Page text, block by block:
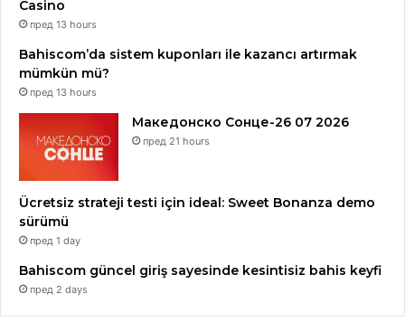
Васил Хаџиманов, пијанист, композитор, аранжер,
Casino
пред 13 hours
Bahiscom’da sistem kuponları ile kazancı artırmak
mümkün mü?
пред 13 hours
Македонско Сонце-26 07 2026
пред 21 hours
Ücretsiz strateji testi için ideal: Sweet Bonanza demo
sürümü
пред 1 day
Bahiscom güncel giriş sayesinde kesintisiz bahis keyfi
пред 2 days